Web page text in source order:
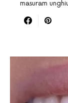
masuram